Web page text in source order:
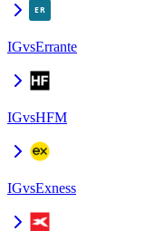
IGvsErrante
IGvsHFM
IGvsExness